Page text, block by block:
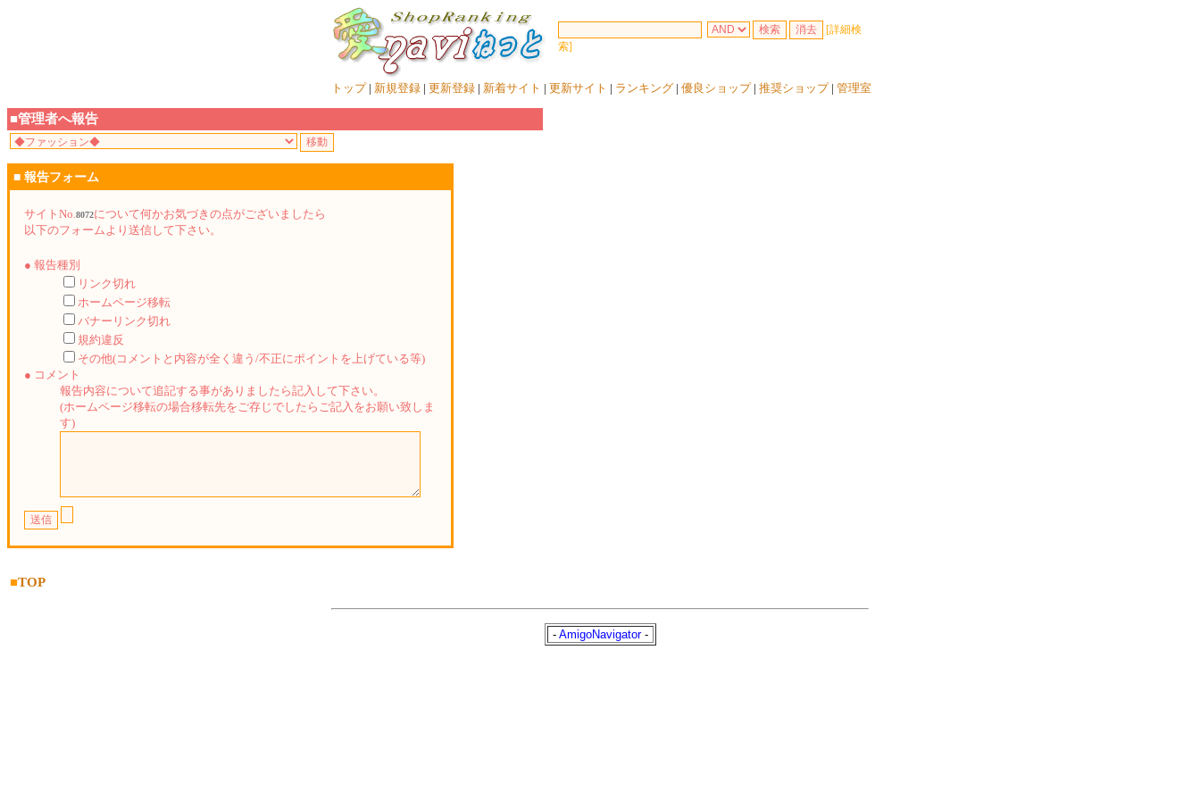
[詳細検
索]
トップ| 新規登録 | 更新登録 | 新着サイト | 更新サイト | ランキング | 優良ショップ| 推奨ショップ| 管理室
■管理者へ報告
■ 報告フォーム
サイトNo.8072について何かお気づきの点がございましたら
以下のフォームより送信して下さい。
● 報告種別
リンク切れ
ホームページ移転
バナーリンク切れ
規約違反
その他(コメントと内容が全く違う/不正にポイントを上げている等)
● コメント
報告内容について追記する事がありましたら記入して下さい。
(ホームページ移転の場合移転先をご存じでしたらご記入をお願い致しま
す)
■TOP
- AmigoNavigator-